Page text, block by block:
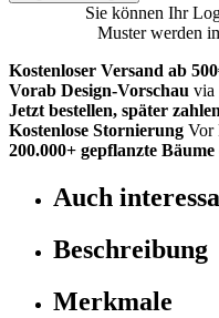
Sie können Ihr
Muster werden
Kostenloser Versand ab
Vorab Design-Vorschau via
Jetzt bestellen, später
Kostenlose Stornierung Vor
200.000+ gepflanzte Bäume
Auch
Beschreibung
Merkmale